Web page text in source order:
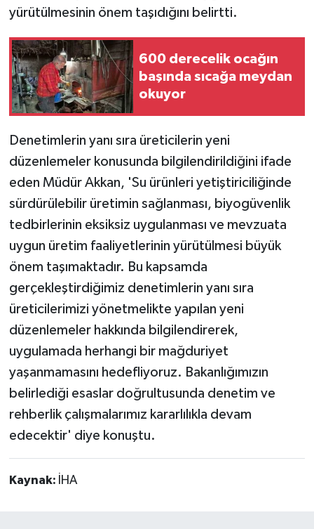
yürütülmesinin önem taşıdığını belirtti.
600 derecelik ocağın
başında sıcağa meydan
okuyor
Denetimlerin yanı sıra üreticilerin yeni
düzenlemeler konusunda bilgilendirildiğini ifade
eden Müdür Akkan, 'Su ürünleri yetiştiriciliğinde
sürdürülebilir üretimin sağlanması, biyogüvenlik
tedbirlerinin eksiksiz uygulanması ve mevzuata
uygun üretim faaliyetlerinin yürütülmesi büyük
önem taşımaktadır. Bu kapsamda
gerçekleştirdiğimiz denetimlerin yanı sıra
üreticilerimizi yönetmelikte yapılan yeni
düzenlemeler hakkında bilgilendirerek,
uygulamada herhangi bir mağduriyet
yaşanmamasını hedefliyoruz. Bakanlığımızın
belirlediği esaslar doğrultusunda denetim ve
rehberlik çalışmalarımız kararlılıkla devam
edecektir' diye konuştu.
Kaynak: İHA